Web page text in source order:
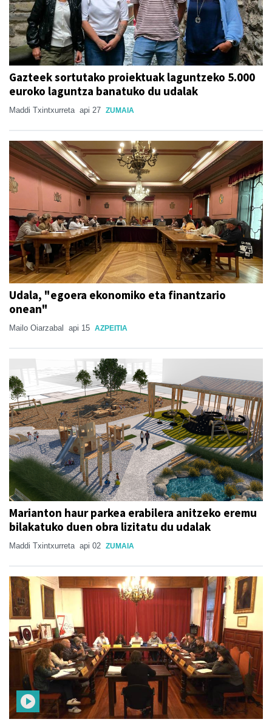
Gazteek sortutako proiektuak laguntzeko 5.000
euroko laguntza banatuko du udalak
Maddi Txintxurreta api 27 ZUMAIA
Udala, "egoera ekonomiko eta finantzario
onean"
Mailo Oiarzabal api 15 AZPEITIA
Marianton haur parkea erabilera anitzeko eremu
bilakatuko duen obra lizitatu du udalak
Maddi Txintxurreta api 02 ZUMAIA